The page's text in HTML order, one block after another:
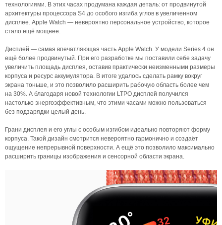
технологиями. В этих часах продумана каждая деталь: от продвинутой
архитектуры процессора S4 до особого изгиба углов в увеличенном
дисплее. Apple Watch — невероятно персональное устройство, которое
стало ещё мощнее.
Дисплей — самая впечатляющая часть Apple Watch. У модели Series 4 он
ещё более продвинутый. При его разработке мы поставили себе задачу
увеличить площадь дисплея, оставив практически неизменными размеры
корпуса и ресурс аккумулятора. В итоге удалось сделать рамку вокруг
экрана тоньше, и это позволило расширить рабочую область более чем
на 30%. А благодаря новой технологии LTPO дисплей получился
настолько энергоэффективным, что этими часами можно пользоваться
без подзарядки целый день.
Грани дисплея и его углы с особым изгибом идеально повторяют форму
корпуса. Такой дизайн смотрится невероятно гармонично и создаёт
ощущение непрерывной поверхности. А ещё это позволило максимально
расширить границы изображения и сенсорной области экрана.